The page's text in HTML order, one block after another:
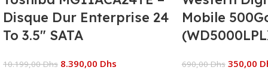
Disque Dur Enterprise 24
To 3.5″ SATA
10.199,00Dhs 8.390,00 Dhs
Mobile
690,00Dhs 350,00